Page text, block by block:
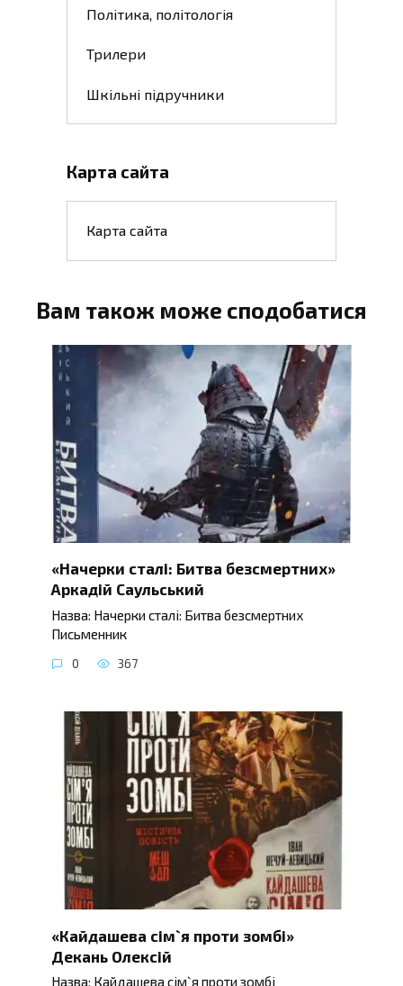
Політика, політологія
Трилери
Шкільні підручники
Карта сайта
Карта сайта
Вам також може сподобатися
«Начерки сталі: Битва безсмертних»
Аркадій Саульський
Назва: Начерки сталі: Битва безсмертних
Письменник
0 367
«Кайдашева сім`я проти зомбі»
Декань Олексій
Назва: Кайдашева сім`я проти зомбі